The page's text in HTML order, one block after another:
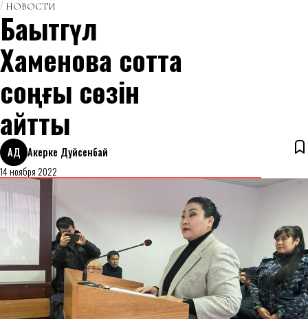
НОВОСТИ
Бақытгүл
Хаменова сотта
соңғы сөзін
айтты
АД Акерке Дуйсенбай
14 ноября 2022